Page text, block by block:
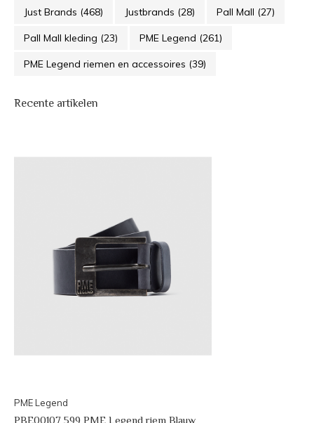
Just Brands (468) Justbrands (28) Pall Mall (27)
Pall Mall kleding (23) PME Legend (261)
PME Legend riemen en accessoires (39)
Recente artikelen
PME Legend
PBE00107 599 PME Legend riem Blauw